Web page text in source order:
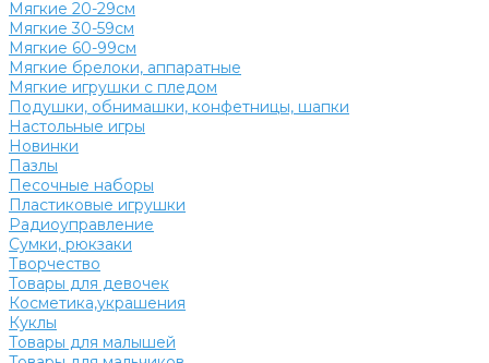
Мягкие 20-29см
Мягкие 30-59см
Мягкие 60-99см
Мягкие брелоки, аппаратные
Мягкие игрушки с пледом
Подушки, обнимашки, конфетницы, шапки
Настольные игры
Новинки
Пазлы
Песочные наборы
Пластиковые игрушки
Радиоуправление
Сумки, рюкзаки
Творчество
Товары для девочек
Косметика,украшения
Куклы
Товары для малышей